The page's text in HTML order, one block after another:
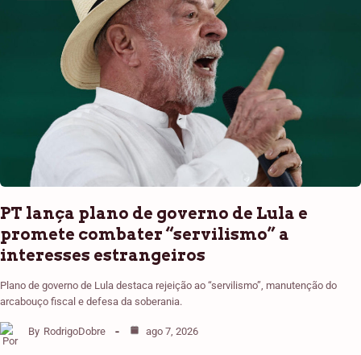
PT lança plano de governo de Lula e
promete combater “servilismo” a
interesses estrangeiros
Plano de governo de Lula destaca rejeição ao “servilismo”, manutenção do
arcabouço fiscal e defesa da soberania.
By RodrigoDobre ago 7, 2026